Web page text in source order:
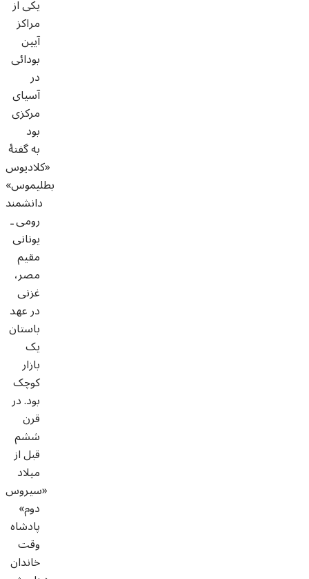
یکی از
مراکز
آیین
بودائی
در
آسیای
مرکزی
بود
به گفتۀ
«کلادیوس
بطلیموس»
دانشمند
رومی ـ
یونانی
مقیم
مصر،
غزنی
در عهد
باستان
یک
بازار
کوچک
بود. در
قرن
ششم
قبل از
میلاد
«سیروس
دوم»
پادشاه
وقت
خاندان